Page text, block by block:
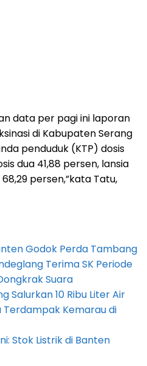
data per pagi ini laporan
di Kabupaten Serang
penduduk (KTP) dosis
dua 41,88 persen, lansia
persen,”kata Tatu,
Godok Perda Tambang
Terima SK Periode
Suara
Salurkan 10 Ribu Liter Air
Terdampak Kemarau di
Stok Listrik di Banten